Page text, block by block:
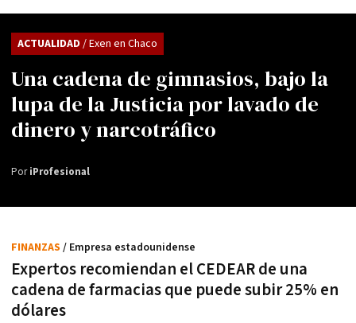
Una cadena de gimnasios, bajo la
lupa de la Justicia por lavado de
dinero y narcotráfico
ACTUALIDAD / Exen en Chaco
PoriProfesional
Expertos recomiendan el CEDEAR de una
cadena de farmacias que puede subir 25% en
dólares
FINANZAS / Empresa estadounidense